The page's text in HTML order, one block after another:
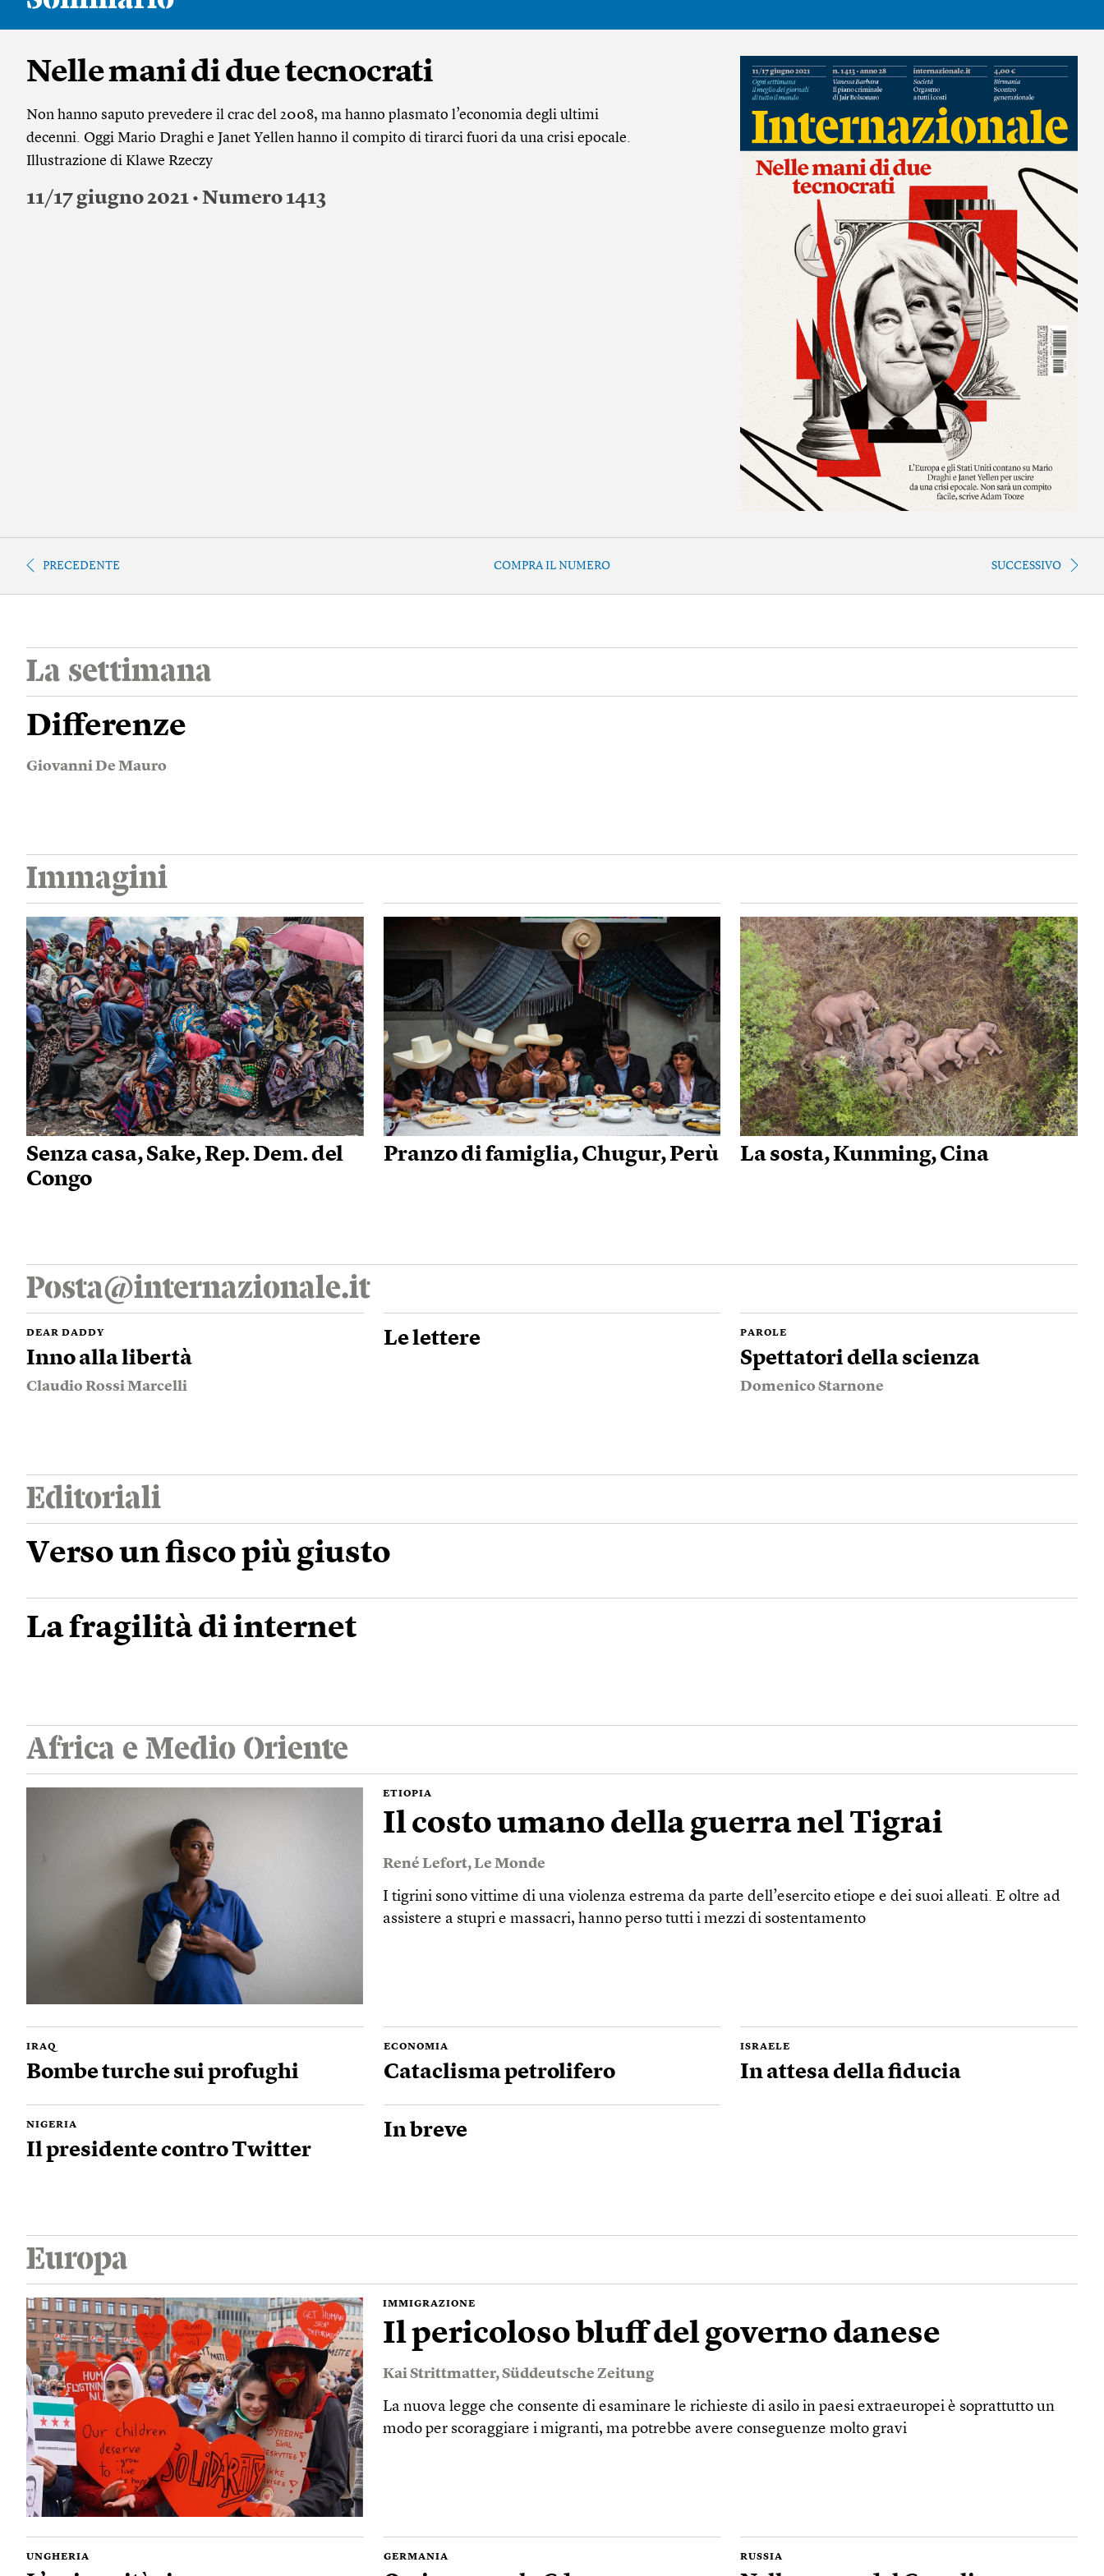
Nelle mani di due tecnocrati
Non hanno saputo prevedere il crac del 2008, ma hanno plasmato l’economia degli ultimi
decenni. Oggi Mario Draghi e Janet Yellen hanno il compito di tirarci fuori da una crisi epocale.
Illustrazione di Klawe Rzeczy
11/17 giugno 2021 • Numero 1413
PRECEDENTE COMPRA IL NUMERO SUCCESSIVO
La settimana
Differenze
Giovanni De Mauro
Immagini
Senza casa, Sake, Rep. Dem. del
Congo
Pranzo di famiglia, Chugur, Perù La sosta, Kunming, Cina
Posta@internazionale.it
DEAR DADDY
Inno alla libertà
Claudio Rossi Marcelli
Le lettere PAROLE
Spettatori della scienza
Domenico Starnone
Editoriali
Verso un fisco più giusto
La fragilità di internet
Africa e Medio Oriente
ETIOPIA
Il costo umano della guerra nel Tigrai
René Lefort,Le Monde
I tigrini sono vittime di una violenza estrema da parte dell’esercito etiope e dei suoi alleati. E oltre ad
assistere a stupri e massacri, hanno perso tutti i mezzi di sostentamento
IRAQ
Bombe turche sui profughi
NIGERIA
Il presidente contro Twitter
ECONOMIA
Cataclisma petrolifero
In breve
ISRAELE
In attesa della fiducia
Europa
IMMIGRAZIONE
Il pericoloso bluff del governo danese
Kai Strittmatter,Süddeutsche Zeitung
La nuova legge che consente di esaminare le richieste di asilo in paesi extraeuropei è soprattutto un
modo per scoraggiare i migranti, ma potrebbe avere conseguenze molto gravi
UNGHERIA GERMANIA RUSSIA